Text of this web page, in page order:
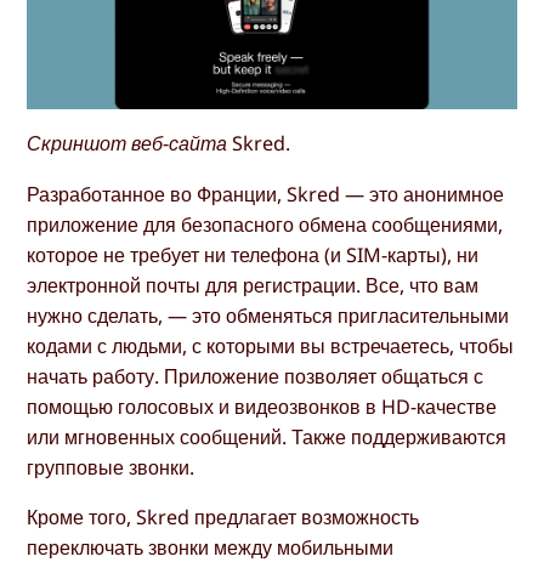
Скриншот веб-сайта Skred.
Разработанное во Франции, Skred — это анонимное
приложение для безопасного обмена сообщениями,
которое не требует ни телефона (и SIM-карты), ни
электронной почты для регистрации. Все, что вам
нужно сделать, — это обменяться пригласительными
кодами с людьми, с которыми вы встречаетесь, чтобы
начать работу. Приложение позволяет общаться с
помощью голосовых и видеозвонков в HD-качестве
или мгновенных сообщений. Также поддерживаются
групповые звонки.
Кроме того, Skred предлагает возможность
переключать звонки между мобильными